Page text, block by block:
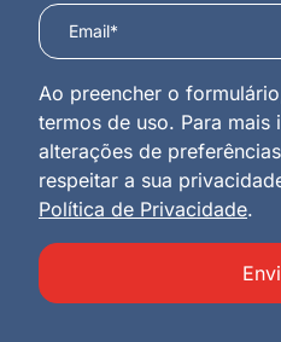
Ao preencher o
termos de uso. Para mais
alterações de
respeitar a sua
Política de Privacidade.